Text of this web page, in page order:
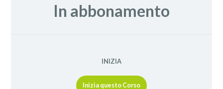
In abbonamento
INIZIA
Inizia questo Corso